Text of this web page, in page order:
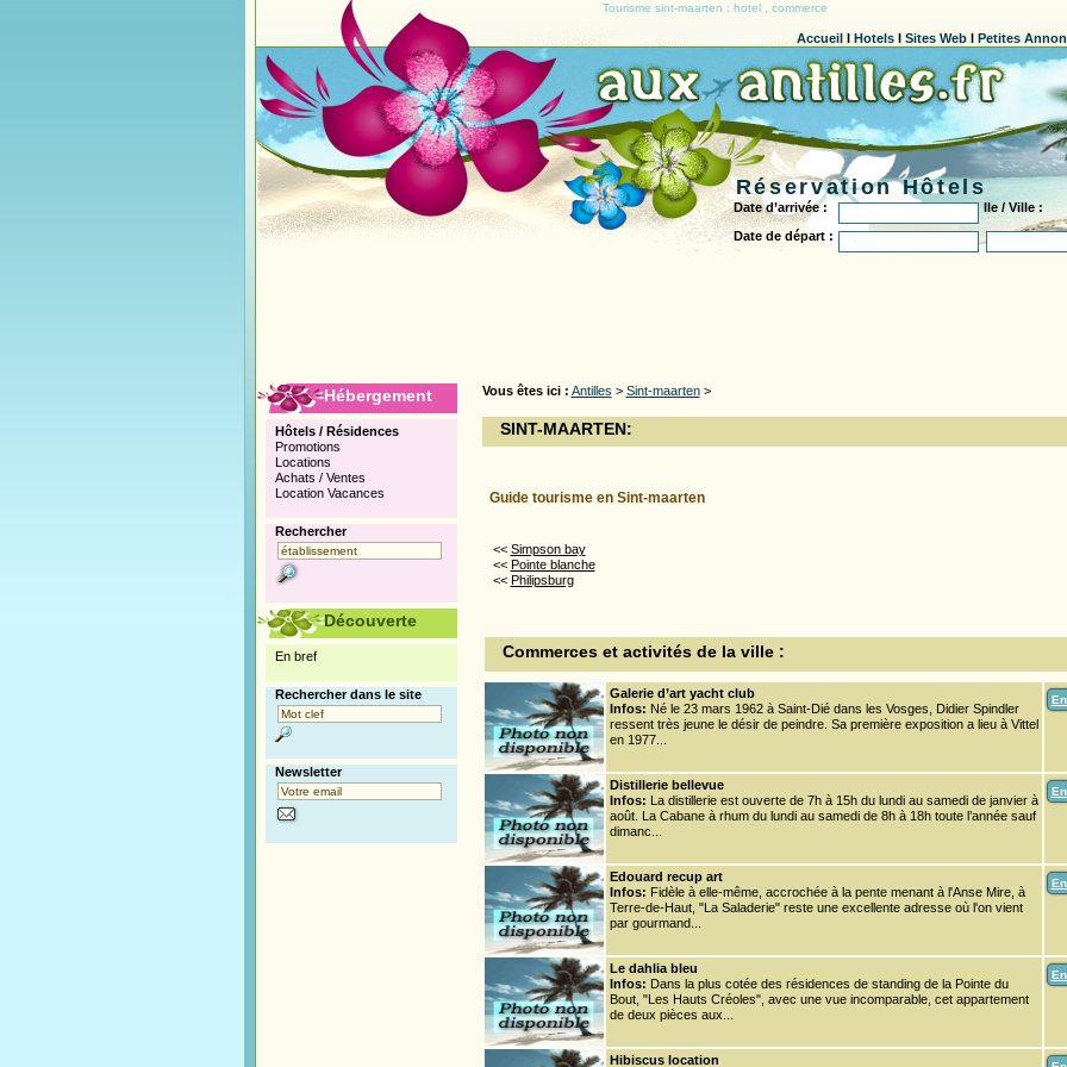
Tourisme sint-maarten : hotel , commerce
Accueill Hotelsl Sites Webl Petites
Réservation Hôtels
Date d’arrivée :
Ile / Ville :
Date de départ :
Vous êtes ici : Antilles > Sint-maarten>
SINT-MAARTEN:
Guide tourisme en Sint-maarten
<< Simpson bay
<< Pointe blanche
<< Philipsburg
Commerces et activités de la ville :
Galerie d’art yacht club
Infos: Né le 23 mars 1962 à Saint-Dié dans les Vosges, Didier Spindler
ressent très jeune le désir de peindre. Sa première exposition a lieu à Vittel
en 1977...
Distillerie bellevue
Infos: La distillerie est ouverte de 7h à 15h du lundi au samedi de janvier à
août. La Cabane à rhum du lundi au samedi de 8h à 18h toute l’année sauf
dimanc...
Edouard recup art
Infos: Fidèle à elle-même, accrochée à la pente menant à l'Anse Mire, à
Terre-de-Haut, "La Saladerie" reste une excellente adresse où l'on vient
par gourmand...
Le dahlia bleu
Infos: Dans la plus cotée des résidences de standing de la Pointe du
Bout, "Les Hauts Créoles", avec une vue incomparable, cet appartement
de deux pièces aux...
Hibiscus location
Hébergement
Hôtels / Résidences
Promotions
Locations
Achats / Ventes
Location Vacances
Rechercher
Découverte
En bref
Rechercher dans le site
Newsletter